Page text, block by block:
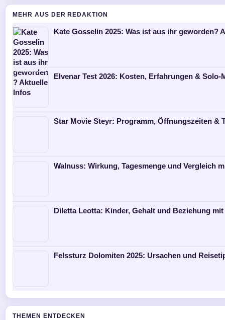
MEHR AUS DER REDAKTION
Kate Gosselin 2025: Was ist aus ihr geworden?
Elvenar Test 2026: Kosten, Erfahrungen & Solo-
Star Movie Steyr: Programm, Öffnungszeiten &
Walnuss: Wirkung, Tagesmenge und Vergleich
Diletta Leotta: Kinder, Gehalt und Beziehung
Felssturz Dolomiten 2025: Ursachen und
THEMEN ENTDECKEN